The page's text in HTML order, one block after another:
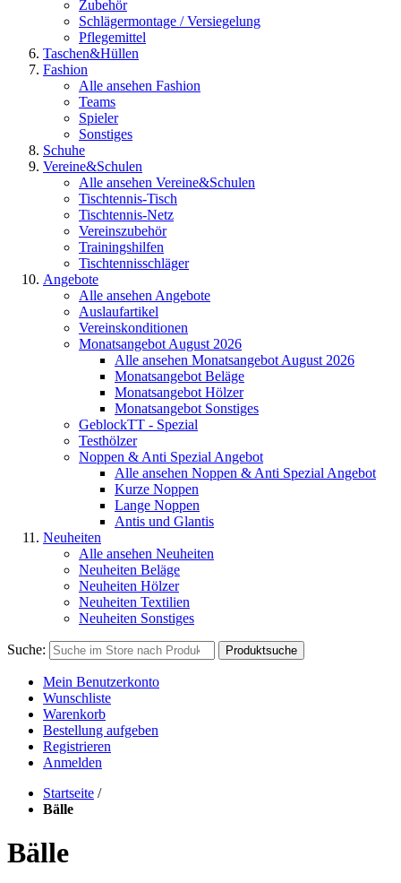
Zubehör
Schlägermontage / Versiegelung
Pflegemittel
Taschen&Hüllen
Fashion
Alle ansehen Fashion
Teams
Spieler
Sonstiges
Schuhe
Vereine&Schulen
Alle ansehen Vereine&Schulen
Tischtennis-Tisch
Tischtennis-Netz
Vereinszubehör
Trainingshilfen
Tischtennisschläger
Angebote
Alle ansehen Angebote
Auslaufartikel
Vereinskonditionen
Monatsangebot August 2026
Alle ansehen Monatsangebot August 2026
Monatsangebot Beläge
Monatsangebot Hölzer
Monatsangebot Sonstiges
GeblockTT - Spezial
Testhölzer
Noppen & Anti Spezial Angebot
Alle ansehen Noppen & Anti Spezial Angebot
Kurze Noppen
Lange Noppen
Antis und Glantis
Neuheiten
Alle ansehen Neuheiten
Neuheiten Beläge
Neuheiten Hölzer
Neuheiten Textilien
Neuheiten Sonstiges
Suche: Produktsuche
Mein Benutzerkonto
Wunschliste
Warenkorb
Bestellung aufgeben
Registrieren
Anmelden
Startseite /
Bälle
Bälle